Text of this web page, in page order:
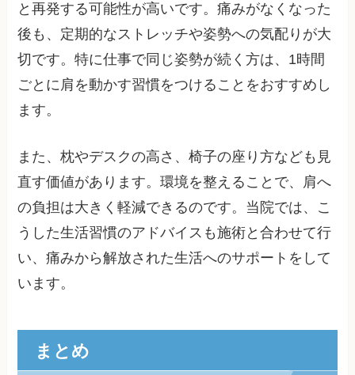
と再発する可能性が高いです。痛みがなくなった
後も、定期的なストレッチや姿勢への気配りが大
切です。特に仕事で同じ姿勢が続く方は、1時間
ごとに肩を動かす習慣をつけることをおすすめし
ます。
また、枕やデスクの高さ、椅子の座り方なども見
直す価値があります。環境を整えることで、肩へ
の負担は大きく軽減できるのです。当院では、こ
うした生活習慣のアドバイスも施術と合わせて行
い、痛みから解放された生活へのサポートをして
います。
まとめ